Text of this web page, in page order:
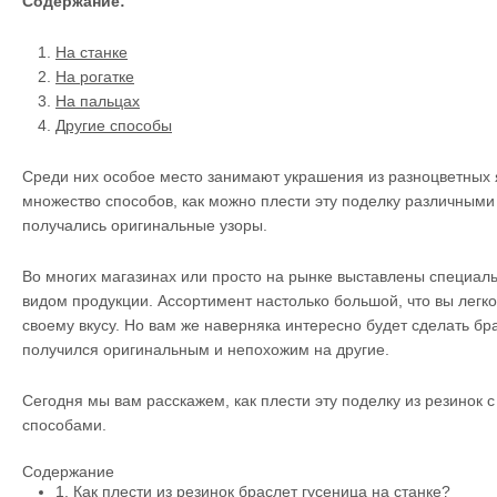
На станке
На рогатке
На пальцах
Другие способы
Среди них особое место занимают украшения из разноцветных
множество способов, как можно плести эту поделку
получались оригинальные узоры.
Во многих магазинах или просто на рынке выставлены
видом продукции. Ассортимент настолько большой, что вы
своему вкусу. Но вам же наверняка интересно будет сделать
получился оригинальным и непохожим на другие.
Сегодня мы вам расскажем, как плести эту поделку из резинок
способами.
Содержание
1.
Как плести из резинок браслет гусеница на станке?